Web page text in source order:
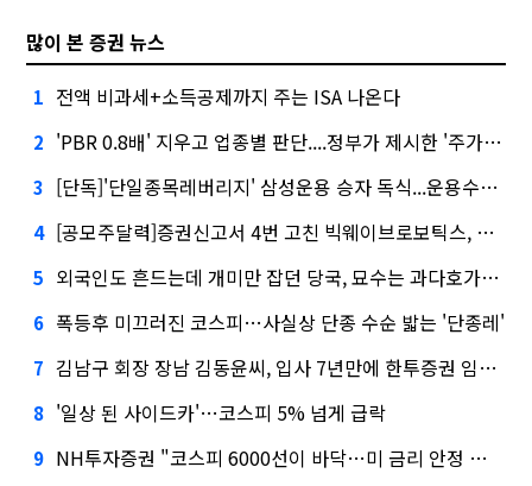
많이 본 증권 뉴스
1 전액 비과세+소득공제까지 주는 ISA 나온다
2 'PBR 0.8배' 지우고 업종별 판단....정부가 제시한 '주가 누르기' 방지법
3 [단독]'단일종목레버리지' 삼성운용 승자 독식...운용수익 미래에셋의 6배
4 [공모주달력]증권신고서 4번 고친 빅웨이브로보틱스, 수요예측
5 외국인도 흔드는데 개미만 잡던 당국, 묘수는 과다호가부담금?
6 폭등후 미끄러진 코스피…사실상 단종 수순 밟는 '단종레'
7 김남구 회장 장남 김동윤씨, 입사 7년만에 한투증권 임원 승진
8 '일상 된 사이드카'…코스피 5% 넘게 급락
9 NH투자증권 "코스피 6000선이 바닥…미 금리 안정 후 추가 회복"